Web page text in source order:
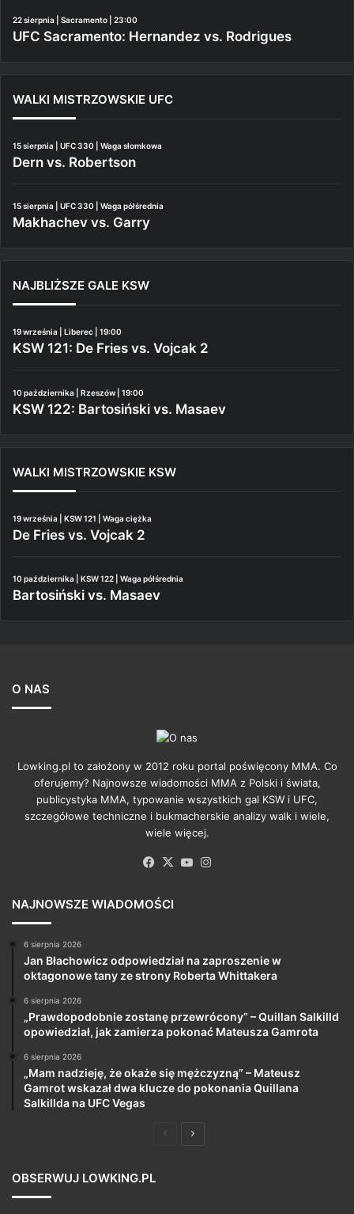
22 sierpnia | Sacramento | 23:00
UFC Sacramento: Hernandez vs. Rodrigues
WALKI MISTRZOWSKIE UFC
15 sierpnia | UFC 330 | Waga słomkowa
Dern vs. Robertson
15 sierpnia | UFC 330 | Waga półśrednia
Makhachev vs. Garry
NAJBLIŻSZE GALE KSW
19 września | Liberec | 19:00
KSW 121: De Fries vs. Vojcak 2
10 października | Rzeszów | 19:00
KSW 122: Bartosiński vs. Masaev
WALKI MISTRZOWSKIE KSW
19 września | KSW 121 | Waga ciężka
De Fries vs. Vojcak 2
10 października | KSW 122 | Waga półśrednia
Bartosiński vs. Masaev
O NAS
Lowking.pl to założony w 2012 roku portal poświęcony MMA. Co
oferujemy? Najnowsze wiadomości MMA z Polski i świata,
publicystyka MMA, typowanie wszystkich gal KSW i UFC,
szczegółowe techniczne i bukmacherskie analizy walk i wiele,
wiele więcej.
Facebook
X YouTube
NAJNOWSZE WIADOMOŚCI
6 sierpnia 2026
Jan Błachowicz odpowiedział na zaproszenie w
oktagonowe tany ze strony Roberta Whittakera
6 sierpnia 2026
„Prawdopodobnie zostanę przewrócony” – Quillan Salkilld
opowiedział, jak zamierza pokonać Mateusza Gamrota
6 sierpnia 2026
„Mam nadzieję, że okaże się mężczyzną” – Mateusz
Gamrot wskazał dwa klucze do pokonania Quillana
Salkillda na UFC Vegas
PoprzedniaNastępna
OBSERWUJ LOWKING.PL